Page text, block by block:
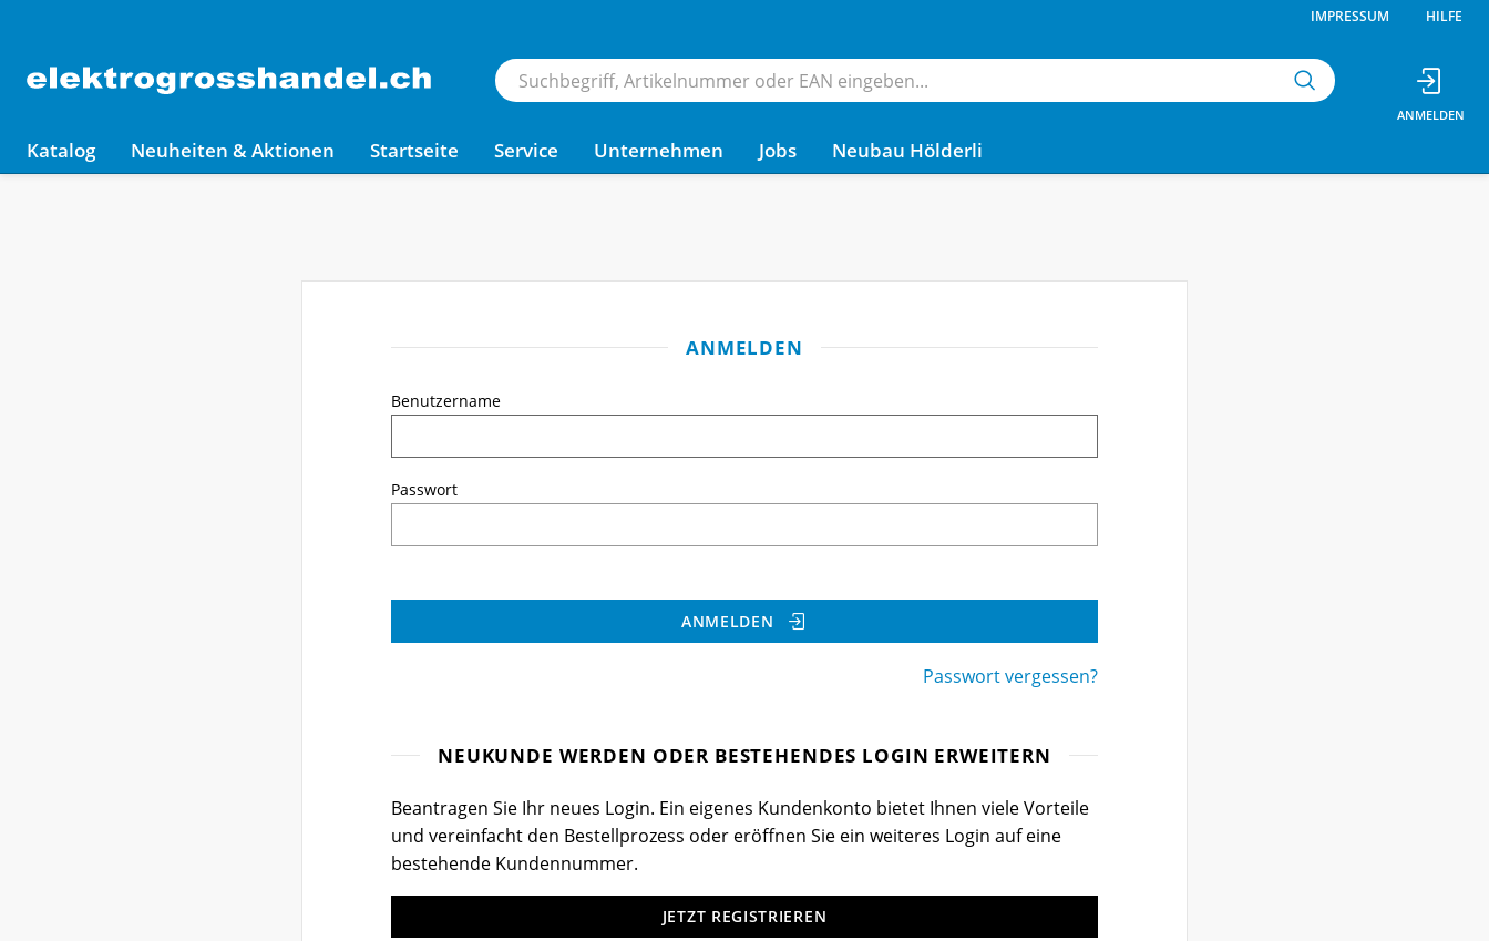
IMPRESSUM HILFE
Katalog Neuheiten & Aktionen Startseite Service Unternehmen Jobs Neubau Hölderli
ANMELDEN
Benutzername
Passwort
ANMELDEN
Passwort vergessen?
NEUKUNDE WERDEN ODER BESTEHENDES LOGIN ERWEITERN
Beantragen Sie Ihr neues Login. Ein eigenes Kundenkonto bietet Ihnen viele Vorteile
und vereinfacht den Bestellprozess oder eröffnen Sie ein weiteres Login auf eine
bestehende Kundennummer.
JETZT REGISTRIEREN